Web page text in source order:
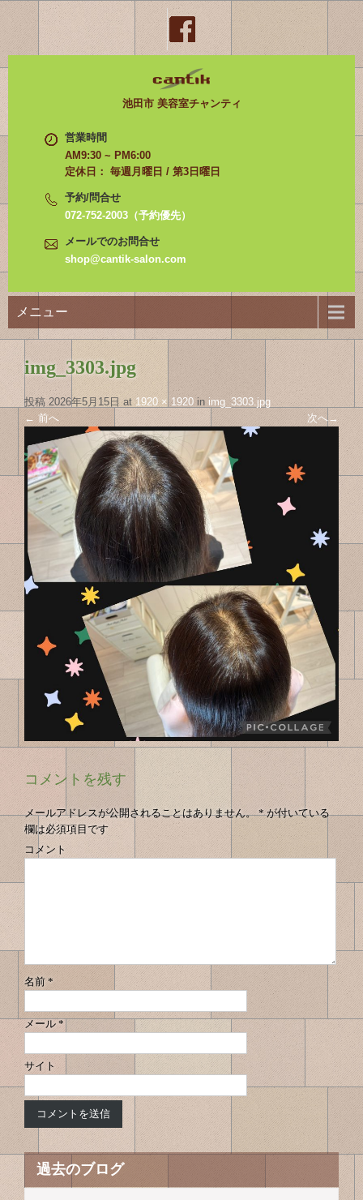
池田市 美容室チャンティ
営業時間
AM9:30 ~ PM6:00
定休日： 毎週月曜日 / 第3日曜日
予約/問合せ
072-752-2003（予約優先）
メールでのお問合せ
shop@cantik-salon.com
メニュー
img_3303.jpg
投稿2026年5月15日at 1920 × 1920 in img_3303.jpg
← 前へ 次へ→
コメントを残す
メールアドレスが公開されることはありません。 *が付いている
欄は必須項目です
コメント
名前 *
メール *
サイト
過去のブログ